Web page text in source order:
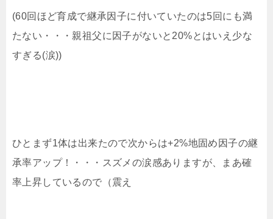
(60回ほど育成で継承因子に付いていたのは5回にも満
たない・・・親祖父に因子がないと20%とはいえ少な
すぎる(涙))
ひとまず1体は出来たので次からは+2%地固め因子の継
承率アップ！・・・スズメの涙感ありますが、まあ確
率上昇しているので（震え